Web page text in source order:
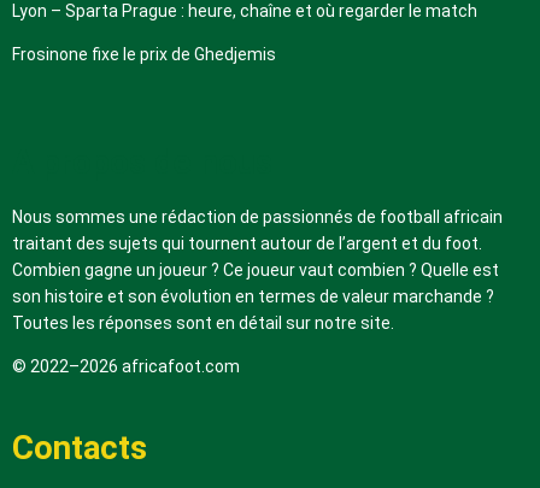
Lyon – Sparta Prague : heure, chaîne et où regarder le match
Frosinone fixe le prix de Ghedjemis
Nous sommes une rédaction de passionnés de football africain
traitant des sujets qui tournent autour de l’argent et du foot.
Combien gagne un joueur ? Ce joueur vaut combien ? Quelle est
son histoire et son évolution en termes de valeur marchande ?
Toutes les réponses sont en détail sur notre site.
© 2022–2026 africafoot.com
Contacts